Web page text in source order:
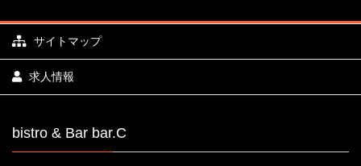
サイトマップ
求人情報
bistro & Bar bar.C